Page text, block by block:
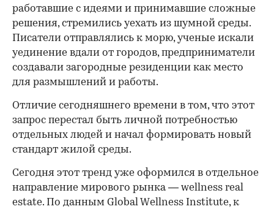
работавшие с идеями и принимавшие сложные
решения, стремились уехать из шумной среды.
Писатели отправлялись к морю, ученые искали
уединение вдали от городов, предприниматели
создавали загородные резиденции как место
для размышлений и работы.
Отличие сегодняшнего времени в том, что этот
запрос перестал быть личной потребностью
отдельных людей и начал формировать новый
стандарт жилой среды.
Сегодня этот тренд уже оформился в отдельное
направление мирового рынка — wellness real
estate. По данным Global Wellness Institute, к